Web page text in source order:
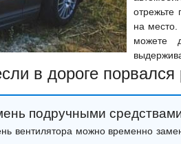
отрежьте
на
можете
в дороге
подручными
вентилятора можно временно